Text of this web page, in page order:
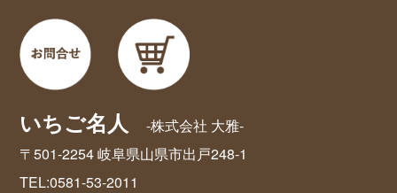
いちご名人
-株式会社 大雅-
〒501-2254 岐阜県山県市出戸248-1
TEL:0581-53-2011